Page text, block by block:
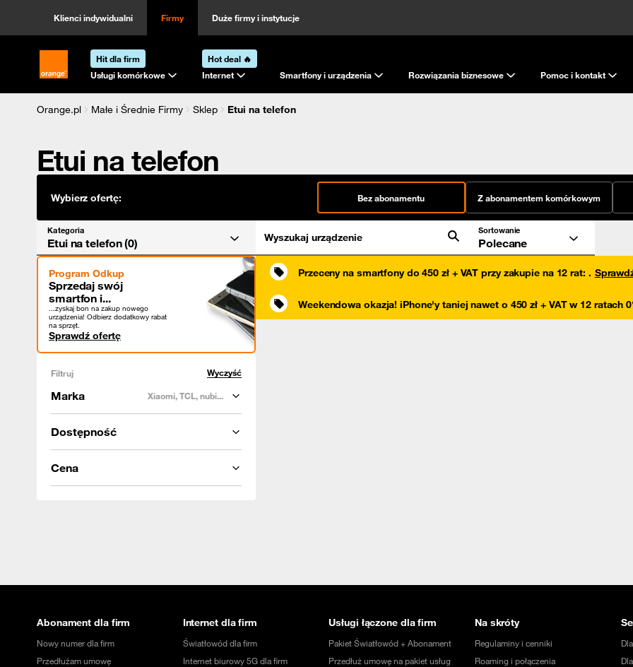
Klienci indywidualni Firmy Duże firmy i instytucje
Strona główna Orange.pl
Hit dla firm
Usługi komórkowe
Hot deal 🔥
Internet
Smartfony i urządzenia Rozwiązania biznesowe Pomoc i kontakt
Orange.pl Małe i Średnie Firmy Sklep
Etui na telefon
Etui na telefon
Wybierz ofertę: Bez abonamentu Z abonamentem komórkowym
Kategoria
Etui na telefon (0) Wyszukaj urządzenie
Sortowanie
Polecane
Program Odkup
Sprzedaj swój
smartfon i...
...zyskaj bon na zakup nowego
urządzenia! Odbierz dodatkowy rabat
na sprzęt.
Sprawdź ofertę
Filtruj Wyczyść
Marka Xiaomi, TCL, nubi...
Dostępność
Cena
Przeceny na smartfony do 450 zł + VAT przy zakupie na 12 rat: .
Weekendowa okazja! iPhone'y taniej nawet o 450 zł + VAT w 12 ratach
Abonament dla firm
Nowy numer dla firm
Przedłużam umowę
Internet dla firm
Światłowód dla firm
Internet biurowy 5G dla firm
Usługi łączone dla firm
Pakiet Światłowód + Abonament
Przedłuż umowę na pakiet usług
Na skróty
Regulaminy i cenniki
Roaming i połączenia